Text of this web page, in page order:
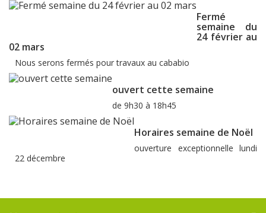
Fermé
semaine du
24 février au
02 mars
Nous serons fermés pour travaux au cababio
ouvert cette semaine
de 9h30 à 18h45
Horaires semaine de Noël
ouverture exceptionnelle lundi
22 décembre